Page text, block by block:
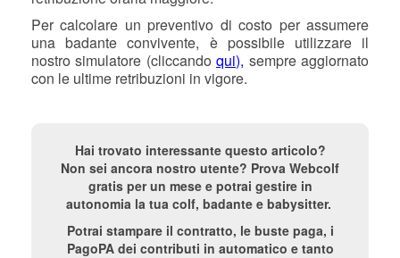
Per calcolare un preventivo di costo per assumere
una badante convivente, è possibile utilizzare il
nostro simulatore (cliccandoqui), sempre aggiornato
con le ultime retribuzioni in vigore.
Hai trovato interessante questo articolo?
Non sei ancora nostro utente? Prova Webcolf
gratis per un mese e potrai gestire in
autonomia la tua colf, badante e babysitter.
Potrai stampare il contratto, le buste paga, i
PagoPA dei contributi in automatico e tanto